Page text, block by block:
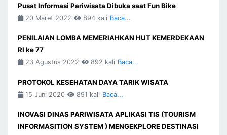
Pusat Informasi Pariwisata Dibuka saat Fun Bike
20 Maret 2022 894 kali Baca...
PENILAIAN LOMBA MEMERIAHKAN HUT KEMERDEKAAN
RI ke 77
23 Agustus 2022 892 kali Baca...
PROTOKOL KESEHATAN DAYA TARIK WISATA
15 Juni 2020 891 kali Baca...
INOVASI DINAS PARIWISATA APLIKASI TIS (TOURISM
INFORMASITION SYSTEM ) MENGEKPLORE DESTINASI